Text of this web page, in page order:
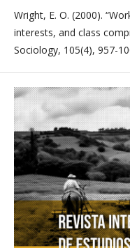
Wright, E. O. (2000).
interests, and class
Sociology, 105(4), 957-